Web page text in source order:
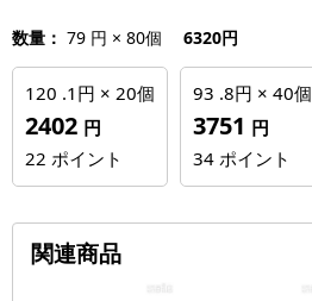
数量： 79 円 × 80個 6320円
120 .1円 × 20個
2402 円
22 ポイント
93 .8円 × 40個
3751 円
34 ポイント
関連商品